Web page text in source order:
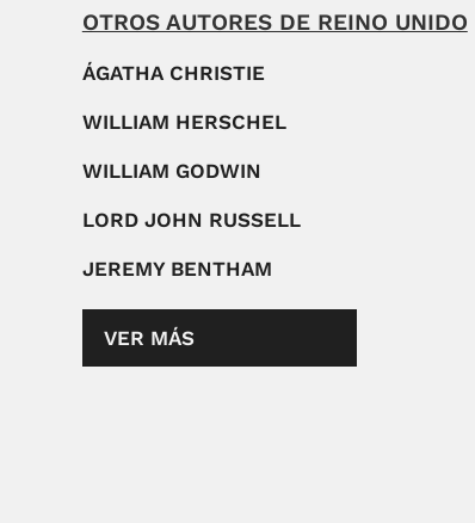
OTROS AUTORES DE REINO UNIDO
ÁGATHA CHRISTIE
WILLIAM HERSCHEL
WILLIAM GODWIN
LORD JOHN RUSSELL
JEREMY BENTHAM
VER MÁS